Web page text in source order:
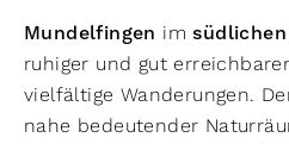
Mundelfingen im
ruhiger und gut
vielfältige Wanderungen.
nahe bedeutender